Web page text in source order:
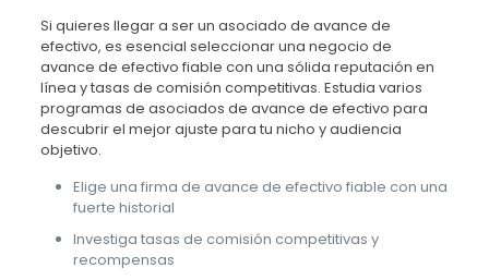
Si quieres llegar a ser un asociado de avance de
efectivo, es esencial seleccionar una negocio de
avance de efectivo fiable con una sólida reputación en
línea y tasas de comisión competitivas. Estudia varios
programas de asociados de avance de efectivo para
descubrir el mejor ajuste para tu nicho y audiencia
objetivo.
Elige una firma de avance de efectivo fiable con una
fuerte historial
Investiga tasas de comisión competitivas y
recompensas